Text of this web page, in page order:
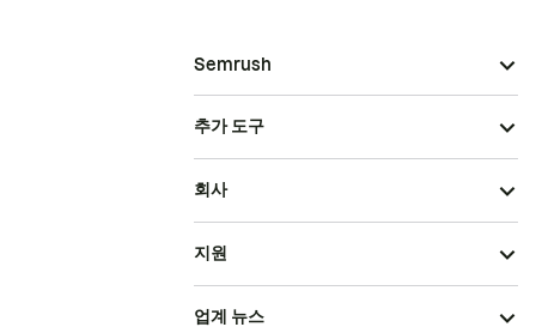
Semrush
추가 도구
회사
지원
업계 뉴스